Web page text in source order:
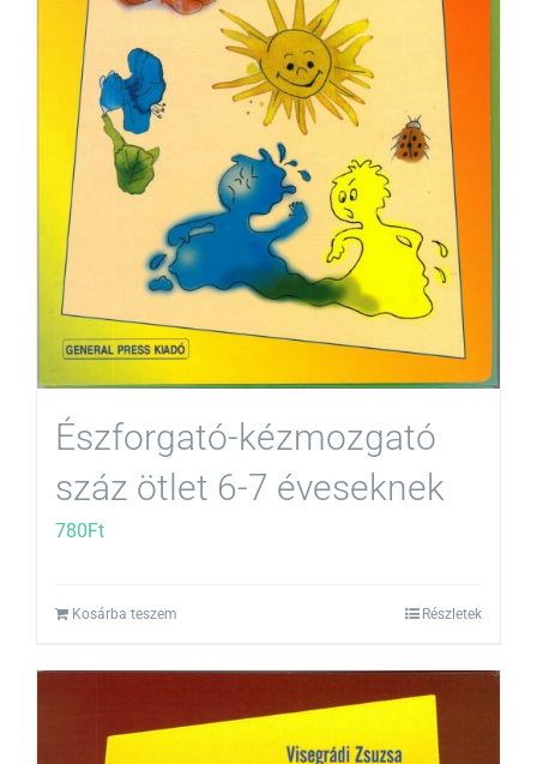
Észforgató-kézmozgató
száz ötlet 6-7 éveseknek
780Ft
Kosárba teszem Részletek